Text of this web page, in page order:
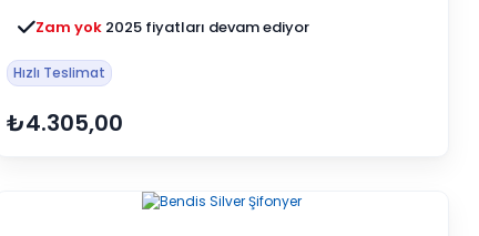
Zam yok 2025 fiyatları devam ediyor
Hızlı Teslimat
₺4.305,00